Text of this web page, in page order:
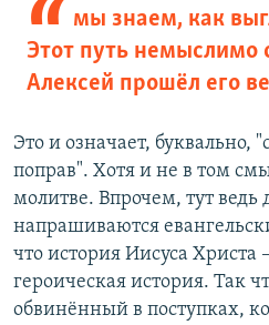
мы знаем, как
Этот путь немыслимо
Алексей прошёл его
Это и означает, буквально,
поправ". Хотя и не в том
молитве. Впрочем, тут ведь
напрашиваются
что история Иисуса Христа
героическая история. Так
обвинённый в поступках,